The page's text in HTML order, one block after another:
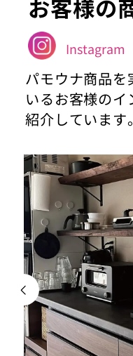
お客様の
Instagram
パモウナ商品
いるお客様の
紹介しています。